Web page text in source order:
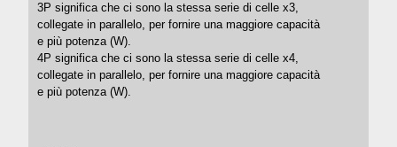
3P significa che ci sono la stessa serie di celle x3,
collegate in parallelo, per fornire una maggiore capacità
e più potenza (W).
4P significa che ci sono la stessa serie di celle x4,
collegate in parallelo, per fornire una maggiore capacità
e più potenza (W).